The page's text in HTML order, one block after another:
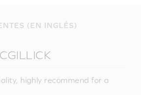
(EN INGLÉS)
highly recommend for a